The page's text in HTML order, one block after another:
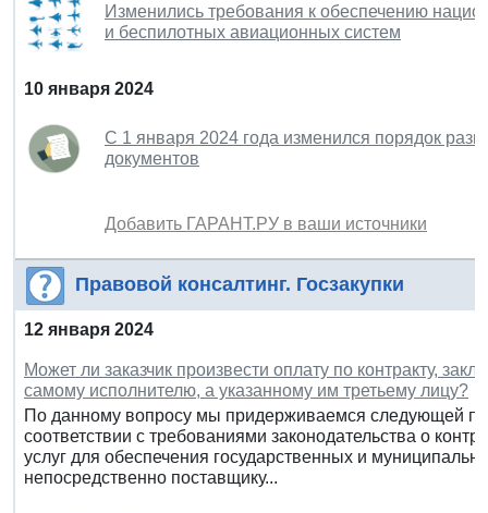
Изменились требования к обеспечению
и беспилотных авиационных систем
10 января 2024
С 1 января 2024 года изменился порядок
документов
Добавить ГАРАНТ.РУ в ваши источники
Правовой консалтинг. Госзакупки
12 января 2024
Может ли заказчик произвести оплату по контракту,
самому исполнителю, а указанному им третьему лицу?
По данному вопросу мы придерживаемся следующей
соответствии с требованиями законодательства о
услуг для обеспечения государственных и
непосредственно поставщику...